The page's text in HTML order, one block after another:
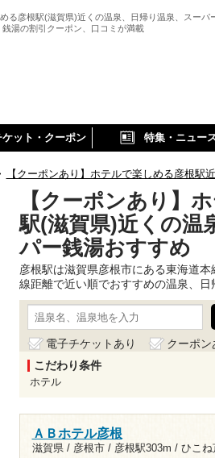
る彦根駅(滋賀県)近くの温泉、日帰り温泉、スーパ
銭湯の割引クーポン、口コミが満載
ケット・クーポン 特集・ニュー
【クーポンあり】ホテルで楽しめる彦根駅
【クーポンあり】
駅(滋賀県)近くの温
パー銭湯おすすめ
彦根駅は滋賀県彦根市にある東海道
線距離で近い順でおすすめの温泉、日
電子チケットあり クーポン
こだわり条件
ホテル
ＡＢホテル彦根
滋賀県 / 彦根市 / 彦根駅303m / ひこね